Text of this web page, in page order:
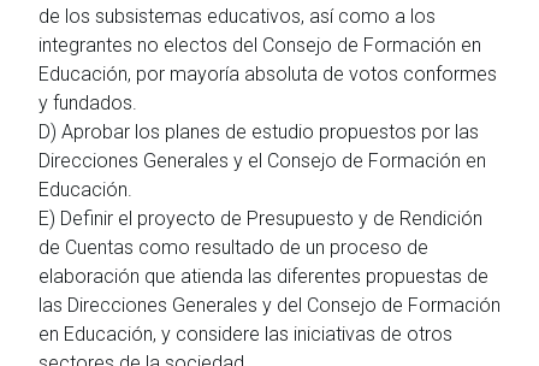
de los subsistemas educativos, así como a los
integrantes no electos del Consejo de Formación en
Educación, por mayoría absoluta de votos conformes
y fundados.
D) Aprobar los planes de estudio propuestos por las
Direcciones Generales y el Consejo de Formación en
Educación.
E) Definir el proyecto de Presupuesto y de Rendición
de Cuentas como resultado de un proceso de
elaboración que atienda las diferentes propuestas de
las Direcciones Generales y del Consejo de Formación
en Educación, y considere las iniciativas de otros